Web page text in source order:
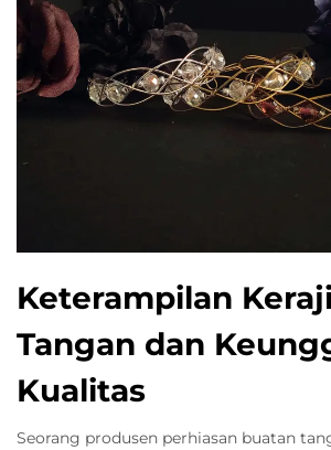
Keterampilan
Tangan dan
Kualitas
Seorang produsen perhiasan buatan